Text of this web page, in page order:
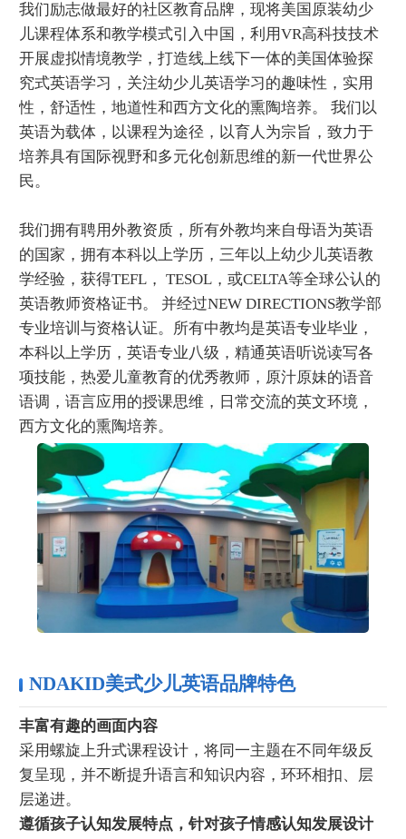
我们励志做最好的社区教育品牌，现将美国原装幼少
儿课程体系和教学模式引入中国，利用VR高科技技术
开展虚拟情境教学，打造线上线下一体的美国体验探
究式英语学习，关注幼少儿英语学习的趣味性，实用
性，舒适性，地道性和西方文化的熏陶培养。 我们以
英语为载体，以课程为途径，以育人为宗旨，致力于
培养具有国际视野和多元化创新思维的新一代世界公
民。
我们拥有聘用外教资质，所有外教均来自母语为英语
的国家，拥有本科以上学历，三年以上幼少儿英语教
学经验，获得TEFL， TESOL，或CELTA等全球公认的
英语教师资格证书。 并经过NEW DIRECTIONS教学部
专业培训与资格认证。所有中教均是英语专业毕业，
本科以上学历，英语专业八级，精通英语听说读写各
项技能，热爱儿童教育的优秀教师，原汁原妹的语音
语调，语言应用的授课思维，日常交流的英文环境，
西方文化的熏陶培养。
NDAKID美式少儿英语品牌特色
丰富有趣的画面内容
采用螺旋上升式课程设计，将同一主题在不同年级反
复呈现，并不断提升语言和知识内容，环环相扣、层
层递进。
遵循孩子认知发展特点，针对孩子情感认知发展设计